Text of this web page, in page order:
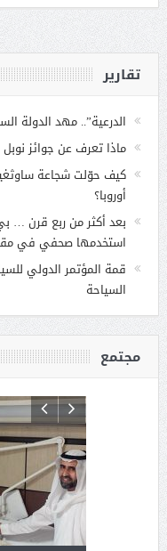
تقارير
الدرعية”.. مهد الدولة
ماذا تعرف عن جوائز نوبل
كيف حوّلت شجاعة
أوروبا؟
بعد أكثر من ربع قرن …
استخدمها صحفي في مقابلة
قمة المؤتمر الدولي
السياحة
مجتمع